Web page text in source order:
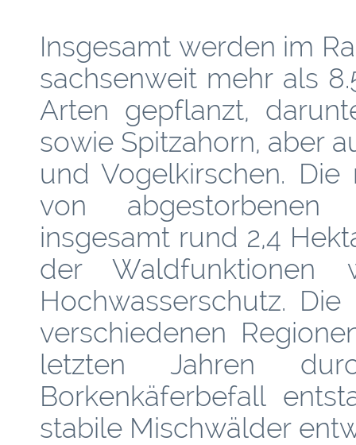
Insgesamt werden im
sachsenweit mehr als
Arten gepflanzt,
sowie Spitzahorn, aber
und Vogelkirschen.
von
insgesamt rund 2,4
der Waldfunktionen
Hochwasserschutz.
verschiedenen
letzten Jahren
Borkenkäferbefall
stabile Mischwälder